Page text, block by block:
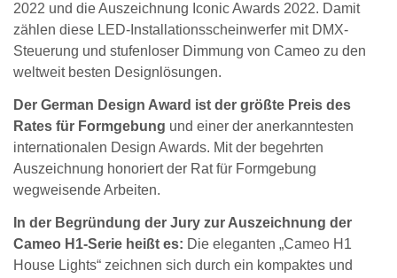
2022 und die Auszeichnung Iconic Awards 2022. Damit
zählen diese LED-Installationsscheinwerfer mit DMX-
Steuerung und stufenloser Dimmung von Cameo zu den
weltweit besten Designlösungen.
Der German Design Award ist der größte Preis des
Rates für Formgebung und einer der anerkanntesten
internationalen Design Awards. Mit der begehrten
Auszeichnung honoriert der Rat für Formgebung
wegweisende Arbeiten.
In der Begründung der Jury zur Auszeichnung der
Cameo H1-Serie heißt es: Die eleganten „Cameo H1
House Lights“ zeichnen sich durch ein kompaktes und